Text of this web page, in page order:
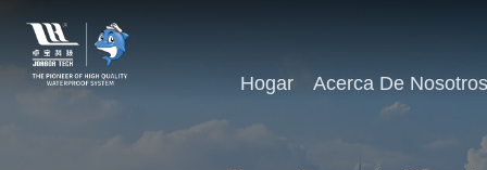
Hogar Acerca De Nosotros